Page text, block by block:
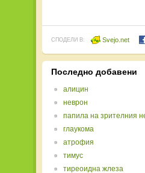
СПОДЕЛИ В: Svejo.net
Последно добавени
алицин
неврон
папила на зрителния
глаукома
атрофия
тимус
тиреоидна жлеза